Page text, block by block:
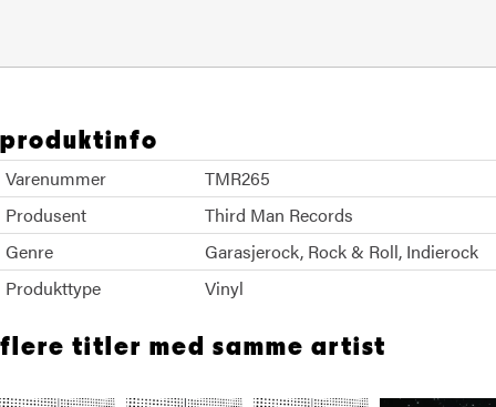
produktinfo
Varenummer
TMR265
Produsent
Third Man Records
Genre
Garasjerock Rock & Roll Indierock
Produkttype
Vinyl
flere titler med samme artist